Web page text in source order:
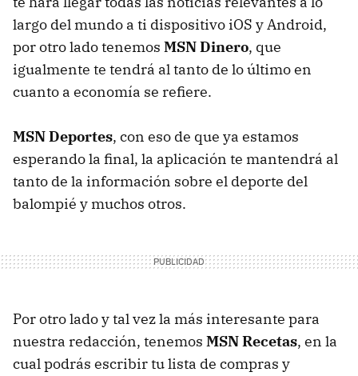
largo del mundo a ti dispositivo iOS y Android,
por otro lado tenemos MSN Dinero, que
igualmente te tendrá al tanto de lo último en
cuanto a economía se refiere.
MSN Deportes, con eso de que ya estamos
esperando la final, la aplicación te mantendrá al
tanto de la información sobre el deporte del
balompié y muchos otros.
Por otro lado y tal vez la más interesante para
nuestra redacción, tenemos MSN Recetas, en la
cual podrás escribir tu lista de compras y